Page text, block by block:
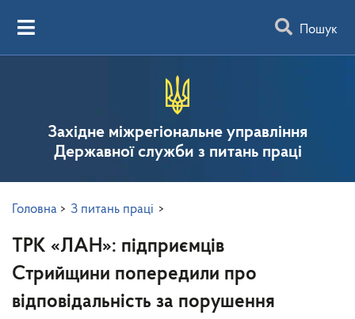
Пошук
Західне міжрегіональне управління
Державної служби з питань праці
Головна > З питань праці >
ТРК «ЛАН»: підприємців
Стрийщини попередили про
відповідальність за порушення